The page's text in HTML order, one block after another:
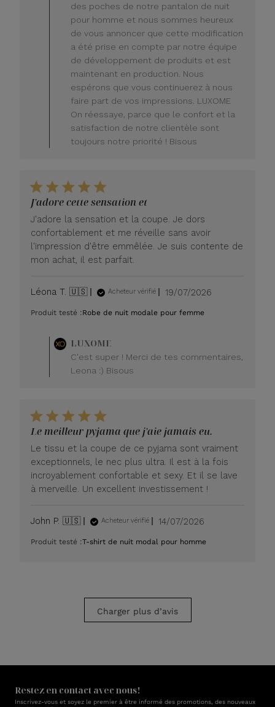
lundi
20
juillet
2026
des poches de notre pantalon de nuit
pour homme et nous sommes heureux
de vous annoncer que cette modification
a été prise en compte par notre équipe
de développement de produits et est
maintenant en production. Nous
espérons que vous continuerez à nous
faire part de vos impressions. LUXOME
On réessaye, parce que le confort et la
satisfaction de notre clientèle sont
toujours notre priorité ! Bisous
J'adore cette sensation et
J'adore la sensation et la coupe. Je dors
confortablement et me réveille sans avoir
l'impression d'être emmêlée. Je suis contente de
mon achat, il est parfait.
Léona T. 🇺🇸 Acheteur vérifié
Date
publication
19/07/2026
Produit testé :Robe de nuit modale pour femme
du
LUXOME
le
lundi
20
juillet
2026
LUXOME
C'est super ! Merci de tes commentaires,
Leona :) Bisous
Le meilleur pyjama que j'aie jamais eu.
Le tissu et la coupe de ce pyjama sont vraiment
exceptionnels, le nec plus ultra. Il est à la fois
incroyablement confortable et sexy. Et il se lave
à merveille. Un excellent investissement !
John P. 🇺🇸 Acheteur vérifié
Date
publication
14/07/2026
Produit testé :T-shirt de nuit modal pour homme
Charger plus d’avis
Restez en contact avec nous!
Inscrivez-vous et soyez le premier à être informé des promotions, des nouveaux